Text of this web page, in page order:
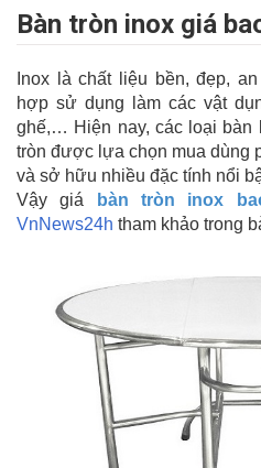
Bàn tròn inox giá
Inox là chất liệu bền, đẹp,
hợp sử dụng làm các vật
ghế,… Hiện nay, các loại bàn
tròn được lựa chọn mua dùng
và sở hữu nhiều đặc tính nổi
Vậy giá
bàn tròn inox
VnNews24h tham khảo trong